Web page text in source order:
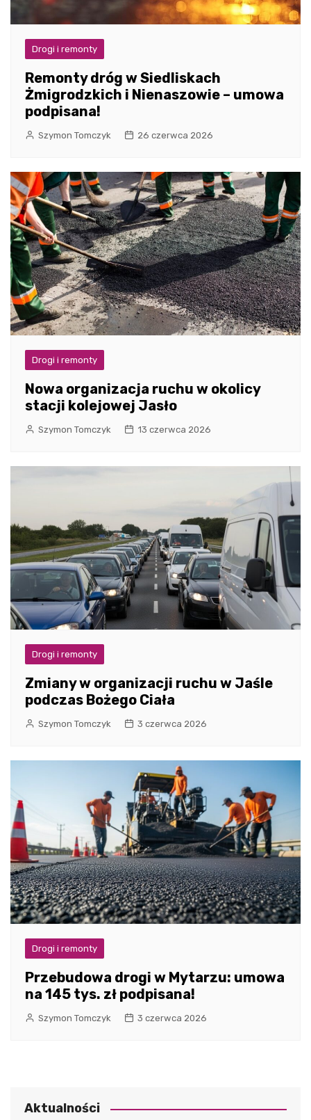
Drogi i remonty
Remonty dróg w Siedliskach
Żmigrodzkich i Nienaszowie – umowa
podpisana!
Szymon Tomczyk 26 czerwca 2026
Drogi i remonty
Nowa organizacja ruchu w okolicy
stacji kolejowej Jasło
Szymon Tomczyk 13 czerwca 2026
Drogi i remonty
Zmiany w organizacji ruchu w Jaśle
podczas Bożego Ciała
Szymon Tomczyk 3 czerwca 2026
Drogi i remonty
Przebudowa drogi w Mytarzu: umowa
na 145 tys. zł podpisana!
Szymon Tomczyk 3 czerwca 2026
Aktualności